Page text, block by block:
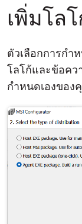
เพิ่มโล
ตัวเลือกการกำ
โลโก้และข้อค
กำหนดเองของ
หมายเหตุประ
โหมดการเชื่อม
การเข้าถึงแบ
การสนับสนุน
การกำหนดค่า
คลาวด์ & ออ
การศึกษาและ
เทคโนโลยีสาร
iOS/Android